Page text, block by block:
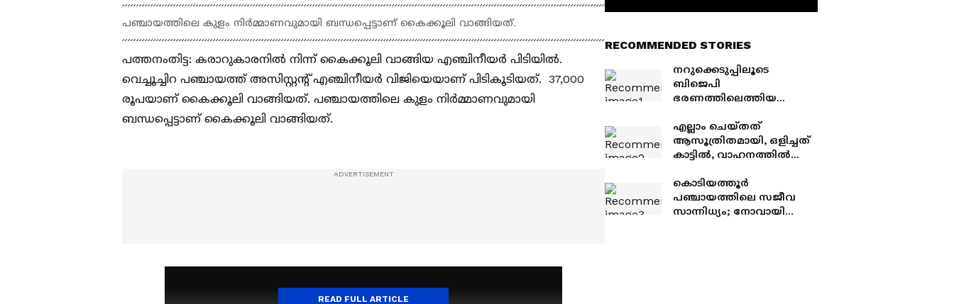
പഞ്ചായത്തിലെ കുളം നിർമ്മാണവുമായി ബന്ധപ്പെട്ടാണ് കൈക്കൂലി വാങ്ങിയത്.
പത്തനംതിട്ട: കരാ‍റുകാരനിൽ നിന്ന് കൈക്കൂലി വാങ്ങിയ എഞ്ചിനീയർ പിടിയിൽ.
വെച്ചൂച്ചിറ പഞ്ചായത്ത് അസിസ്റ്റന്‍റ് എഞ്ചിനീയർ വിജിയെയാണ് പിടികൂടിയത്. 37,000
രൂപയാണ് കൈക്കൂലി വാങ്ങിയത്. പഞ്ചായത്തിലെ കുളം നിർമ്മാണവുമായി
ബന്ധപ്പെട്ടാണ് കൈക്കൂലി വാങ്ങിയത്.
READ FULL ARTICLE
RECOMMENDED STORIES
നറുക്കെടുപ്പിലൂടെ
ബിജെപി
ഭരണത്തിലെത്തിയ
താഴെയിറക്കാൻ
കോണ്‍ഗ്രസ് നീക്കം,
വേണം എൽഡിഎഫ്
എല്ലാം ചെയ്തത്
ആസൂത്രിതമായി, ഒളിച്ചത്
കാട്ടില്‍, വാഹനത്തില്‍
പാൽക്കുളങ്ങരയിൽ
യുവാവിനെ പട്ടാപ്പകൽ
വെട്ടിക്കൊന്നവർ പിടിയിൽ
കൊടിയത്തൂര്‍
പഞ്ചായത്തിലെ സജീവ
സാന്നിധ്യം; നോവായി